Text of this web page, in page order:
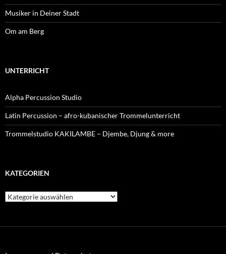
Musiker in Deiner Stadt
Om am Berg
UNTERRICHT
Alpha Percussion Studio
Latin Percussion – afro-kubanischer Trommelunterricht
Trommelstudio KAKILAMBE – Djembe, Djung & more
KATEGORIEN
Kategorien